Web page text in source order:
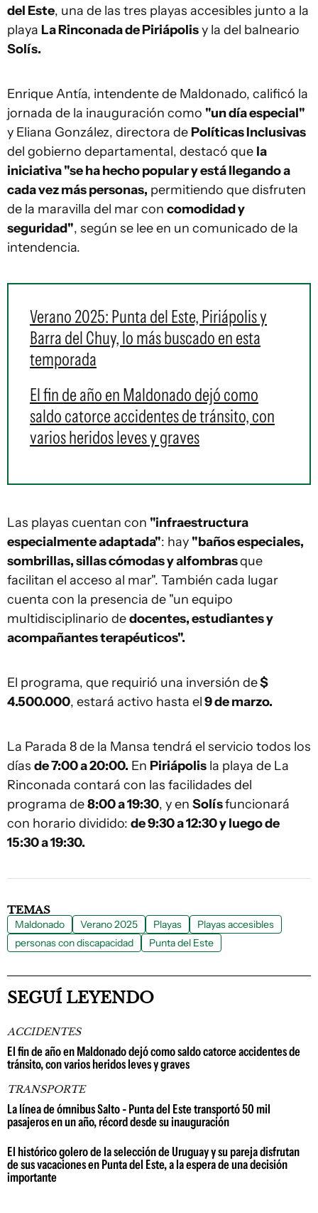
del Este, una de las tres playas accesibles junto a la
playa La Rinconada de Piriápolisy la del balneario
Solís.
Enrique Antía, intendente de Maldonado, calificó la
jornada de la inauguración como "un día especial"
y Eliana González, directora de Políticas Inclusivas
del gobierno departamental, destacó que la
iniciativa "se ha hecho popular y está llegando a
cada vez más personas, permitiendo que disfruten
de la maravilla del mar con comodidad y
seguridad", según se lee en un comunicado de la
intendencia.
Verano 2025: Punta del Este, Piriápolis y
Barra del Chuy, lo más buscado en esta
temporada
El fin de año en Maldonado dejó como
saldo catorce accidentes de tránsito, con
varios heridos leves y graves
Las playas cuentan con "infraestructura
especialmente adaptada": hay "baños especiales,
sombrillas, sillas cómodas y alfombrasque
facilitan el acceso al mar". También cada lugar
cuenta con la presencia de "un equipo
multidisciplinario dedocentes, estudiantes y
acompañantes terapéuticos".
El programa, que requirió una inversión de$
4.500.000, estará activo hasta el9 de marzo.
La Parada 8 de la Mansa tendrá el servicio todos los
días de 7:00 a 20:00. En Piriápolis la playa de La
Rinconada contará con las facilidades del
programa de8:00 a 19:30, y en Solísfuncionará
con horario dividido: de 9:30 a 12:30 y luego de
15:30 a 19:30.
TEMAS
Maldonado Verano 2025 Playas
Playas accesibles
personas con discapacidad
Punta del Este
SEGUÍ LEYENDO
ACCIDENTES
El fin de año en Maldonado dejó como saldo catorce accidentes de
tránsito, con varios heridos leves y graves
TRANSPORTE
La línea de ómnibus Salto - Punta del Este transportó 50 mil
pasajeros en un año, récord desde su inauguración
El histórico golero de la selección de Uruguay y su pareja disfrutan
de sus vacaciones en Punta del Este, a la espera de una decisión
importante